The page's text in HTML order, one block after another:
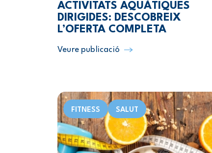
ACTIVITATS AQUÀTIQUES
DIRIGIDES: DESCOBREIX
L’OFERTA COMPLETA
Veure publicació
FITNESS SALUT